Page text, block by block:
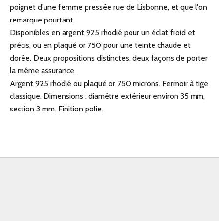
poignet d'une femme pressée rue de Lisbonne, et que l'on
remarque pourtant.
Disponibles en argent 925 rhodié pour un éclat froid et
précis, ou en plaqué or 750 pour une teinte chaude et
dorée. Deux propositions distinctes, deux façons de porter
la même assurance.
Argent 925 rhodié ou plaqué or 750 microns. Fermoir à tige
classique. Dimensions : diamètre extérieur environ 35 mm,
section 3 mm. Finition polie.